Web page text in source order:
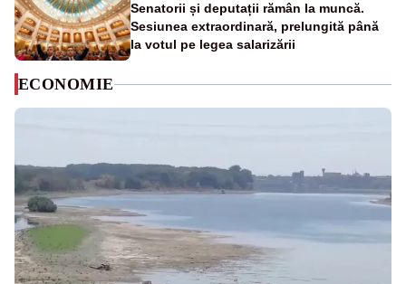
Senatorii și deputații rămân la muncă.
Sesiunea extraordinară, prelungită până
la votul pe legea salarizării
ECONOMIE